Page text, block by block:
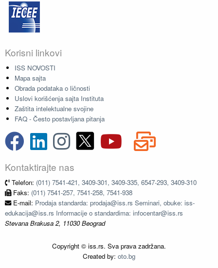
Korisni linkovi
ISS NOVOSTI
Mapa sajta
Obrada podataka o ličnosti
Uslovi korišćenja sajta Instituta
Zaštita intelektualne svojine
FAQ - Često postavljana pitanja
Kontaktirajte nas
Telefon: (011) 7541-421, 3409-301, 3409-335, 6547-293, 3409-310
Faks: (011) 7541-257, 7541-258, 7541-938
E-mail: Prodaja standarda: prodaja@iss.rs Seminari, obuke: iss-
edukacija@iss.rs Informacije o standardima: infocentar@iss.rs
Stevana Brakusa 2, 11030 Beograd
Copyright © iss.rs. Sva prava zadržana.
Created by: oto.bg